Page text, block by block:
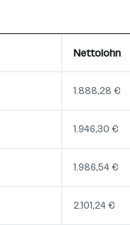
Nettolohn
1.888,28 €
1.946,30 €
1.986,54 €
2.101,24 €